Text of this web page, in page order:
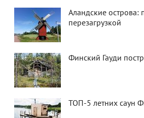
Аландские острова:
перезагрузкой
Финский Гауди
ТОП-5 летних саун